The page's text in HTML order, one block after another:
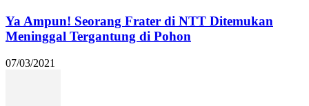
Ya Ampun! Seorang Frater di NTT Ditemukan
Meninggal Tergantung di Pohon
07/03/2021